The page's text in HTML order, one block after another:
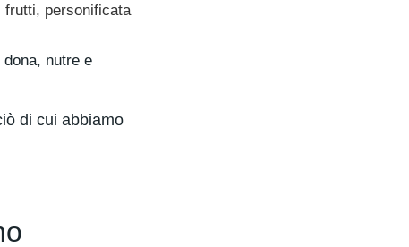
frutti, personificata
nutre e
di cui abbiamo